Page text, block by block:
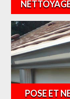
POSE ET